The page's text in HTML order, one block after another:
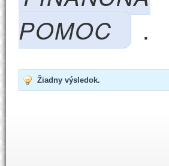
POMOC
.
Žiadny výsledok.